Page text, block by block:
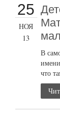
25
НОЯ
13
В
что